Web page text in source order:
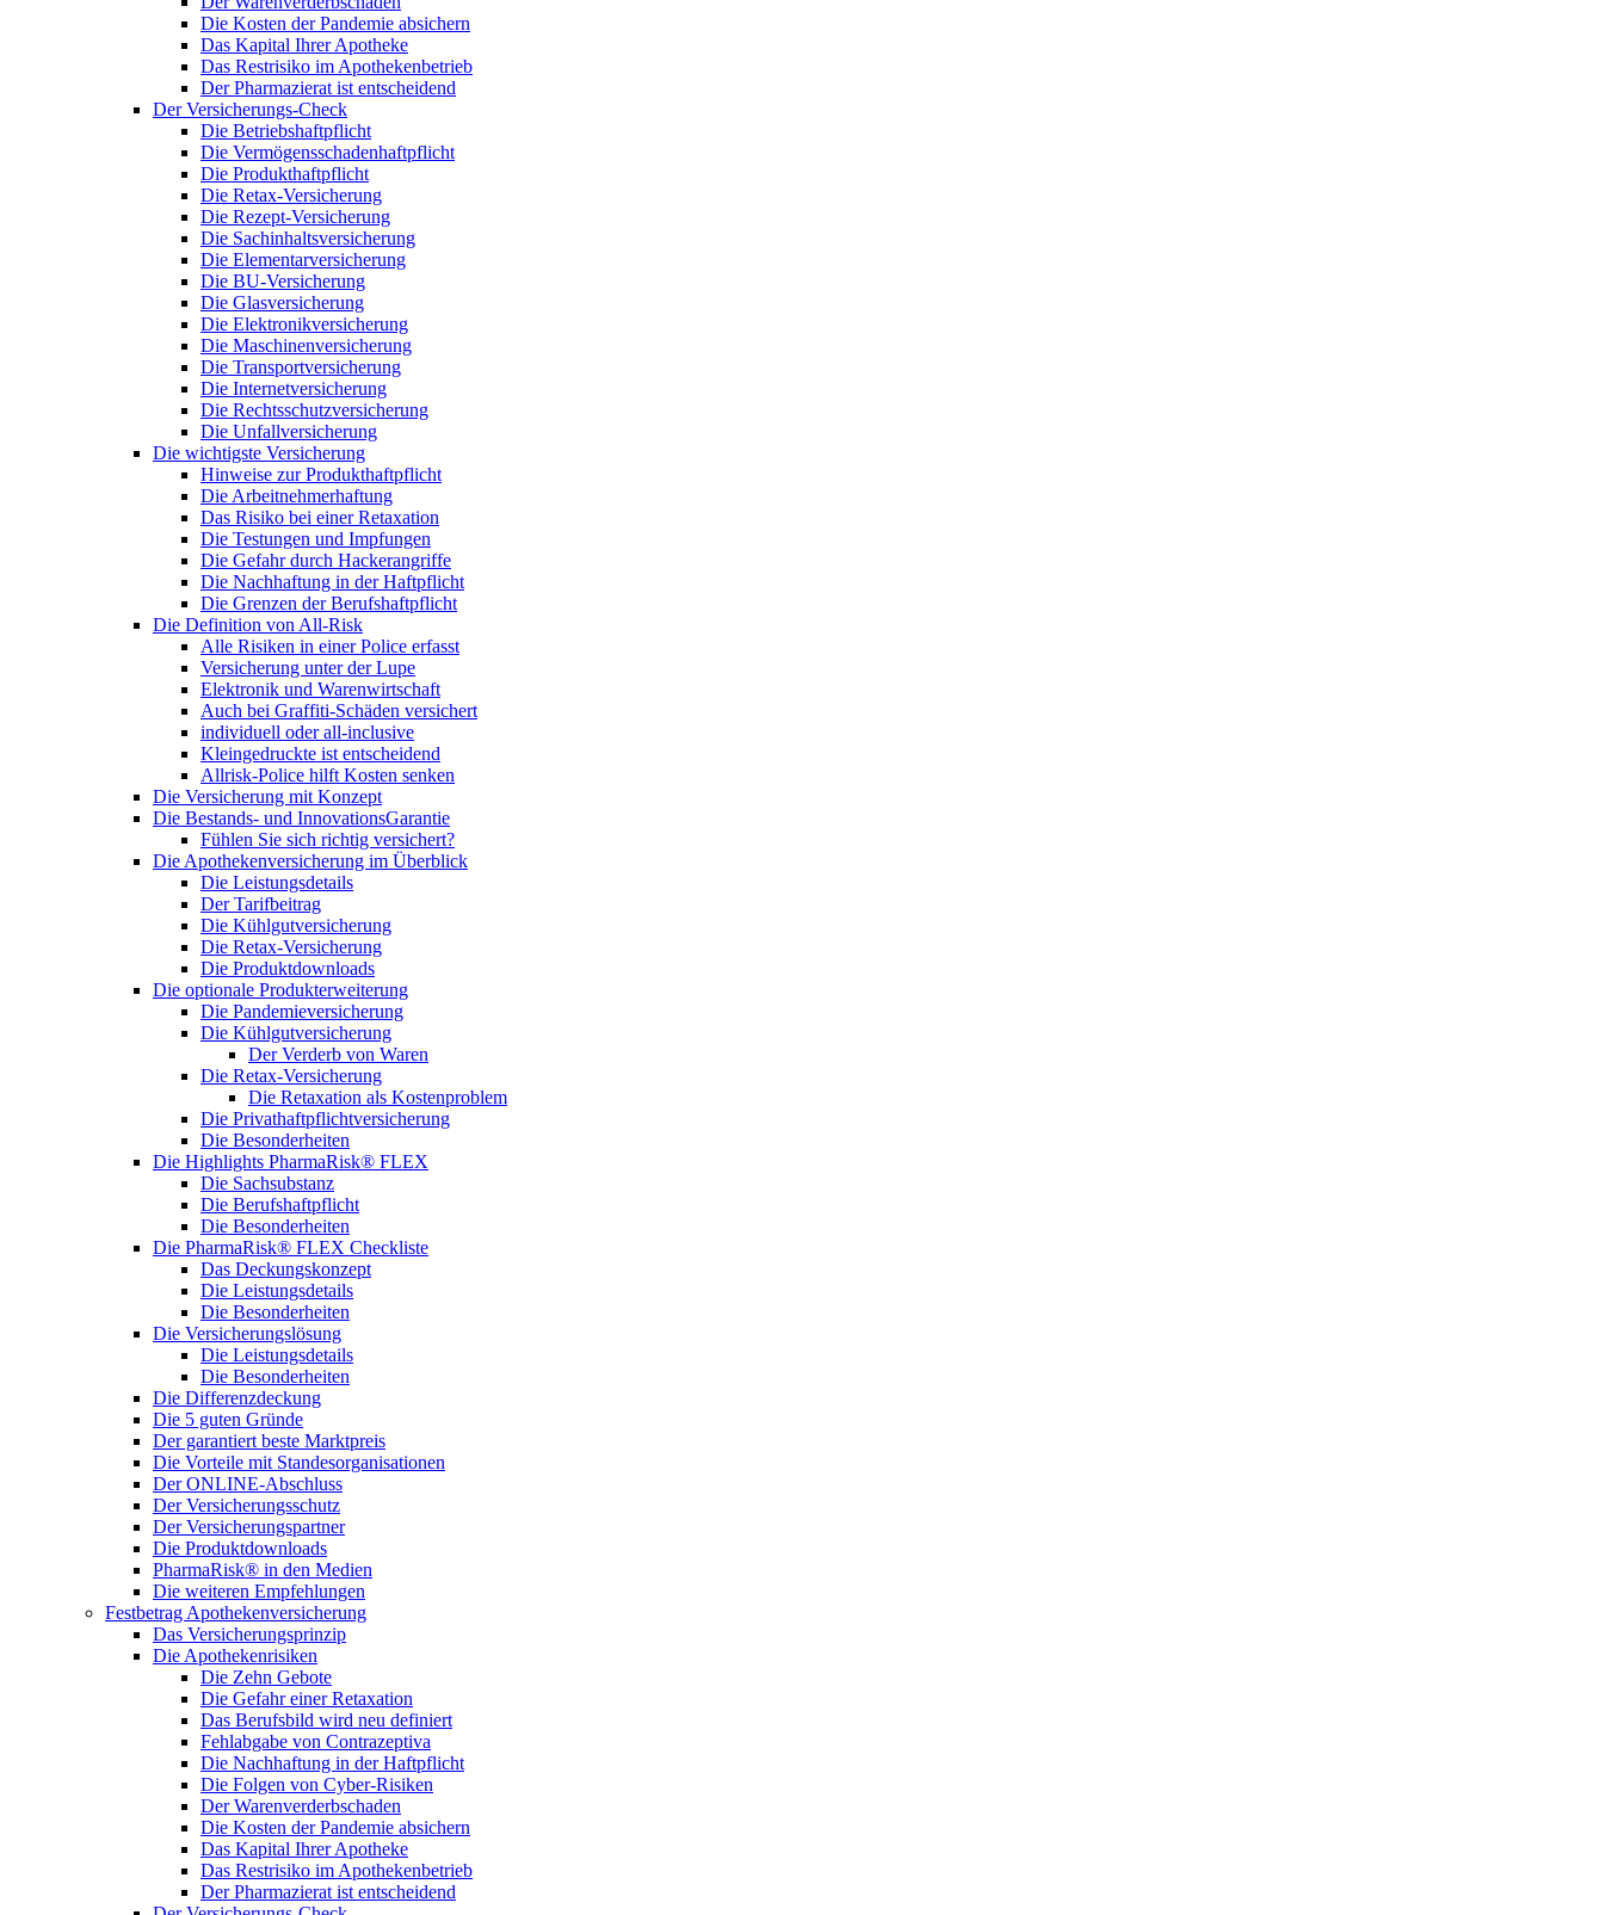
Die Kosten der Pandemie absichern
Das Kapital Ihrer Apotheke
Das Restrisiko im Apothekenbetrieb
Der Pharmazierat ist entscheidend
Der Versicherungs-Check
Die Betriebshaftpflicht
Die Vermögensschadenhaftpflicht
Die Produkthaftpflicht
Die Retax-Versicherung
Die Rezept-Versicherung
Die Sachinhaltsversicherung
Die Elementarversicherung
Die BU-Versicherung
Die Glasversicherung
Die Elektronikversicherung
Die Maschinenversicherung
Die Transportversicherung
Die Internetversicherung
Die Rechtsschutzversicherung
Die Unfallversicherung
Die wichtigste Versicherung
Hinweise zur Produkthaftpflicht
Die Arbeitnehmerhaftung
Das Risiko bei einer Retaxation
Die Testungen und Impfungen
Die Gefahr durch Hackerangriffe
Die Nachhaftung in der Haftpflicht
Die Grenzen der Berufshaftpflicht
Die Definition von All-Risk
Alle Risiken in einer Police erfasst
Versicherung unter der Lupe
Elektronik und Warenwirtschaft
Auch bei Graffiti-Schäden versichert
individuell oder all-inclusive
Kleingedruckte ist entscheidend
Allrisk-Police hilft Kosten senken
Die Versicherung mit Konzept
Die Bestands- und InnovationsGarantie
Fühlen Sie sich richtig versichert?
Die Apothekenversicherung im Überblick
Die Leistungsdetails
Der Tarifbeitrag
Die Kühlgutversicherung
Die Retax-Versicherung
Die Produktdownloads
Die optionale Produkterweiterung
Die Pandemieversicherung
Die Kühlgutversicherung
Der Verderb von Waren
Die Retax-Versicherung
Die Retaxation als Kostenproblem
Die Privathaftpflichtversicherung
Die Besonderheiten
Die Highlights PharmaRisk® FLEX
Die Sachsubstanz
Die Berufshaftpflicht
Die Besonderheiten
Die PharmaRisk® FLEX Checkliste
Das Deckungskonzept
Die Leistungsdetails
Die Besonderheiten
Die Versicherungslösung
Die Leistungsdetails
Die Besonderheiten
Die Differenzdeckung
Die 5 guten Gründe
Der garantiert beste Marktpreis
Die Vorteile mit Standesorganisationen
Der ONLINE-Abschluss
Der Versicherungsschutz
Der Versicherungspartner
Die Produktdownloads
PharmaRisk® in den Medien
Die weiteren Empfehlungen
Festbetrag Apothekenversicherung
Das Versicherungsprinzip
Die Apothekenrisiken
Die Zehn Gebote
Die Gefahr einer Retaxation
Das Berufsbild wird neu definiert
Fehlabgabe von Contrazeptiva
Die Nachhaftung in der Haftpflicht
Die Folgen von Cyber-Risiken
Der Warenverderbschaden
Die Kosten der Pandemie absichern
Das Kapital Ihrer Apotheke
Das Restrisiko im Apothekenbetrieb
Der Pharmazierat ist entscheidend